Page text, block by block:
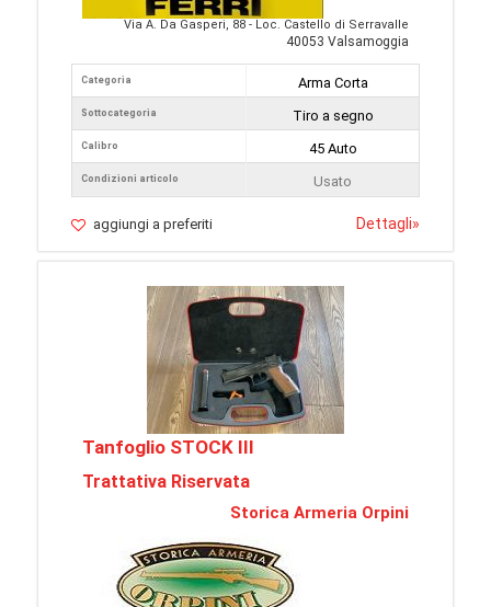
Via A. Da Gasperi, 88 - Loc. Castello di Serravalle
40053 Valsamoggia
Categoria
Sottocategoria
Calibro
Condizioni articolo
Arma Corta
Tiro a segno
45 Auto
Usato
aggiungi a preferiti Dettagli»
Tanfoglio STOCK III
Trattativa Riservata
Storica Armeria Orpini